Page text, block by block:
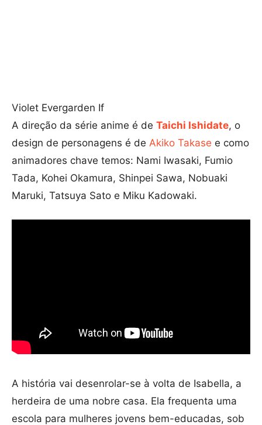
Violet Evergarden If
A direção da série anime é de Taichi Ishidate, o
design de personagens é de Akiko Takase e como
animadores chave temos: Nami Iwasaki, Fumio
Tada, Kohei Okamura, Shinpei Sawa, Nobuaki
Maruki, Tatsuya Sato e Miku Kadowaki.
A história vai desenrolar-se à volta de Isabella, a
herdeira de uma nobre casa. Ela frequenta uma
escola para mulheres jovens bem-educadas, sob